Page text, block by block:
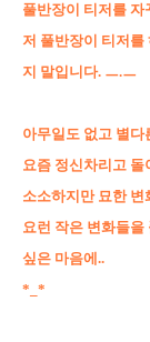
풀반장이 티저를
저 풀반장이 티저
지 말입니다. ㅡ.ㅡ
아무일도 없고 별
요즘 정신차리고 돌
소소하지만 묘한
요런 작은 변화들
싶은 마음에..
*_*